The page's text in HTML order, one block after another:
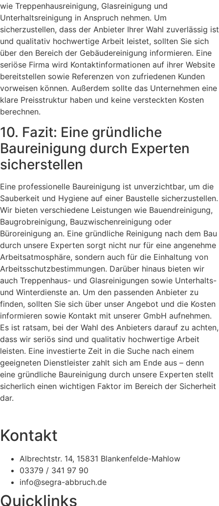
wie Treppenhausreinigung, Glasreinigung und
Unterhaltsreinigung in Anspruch nehmen. Um
sicherzustellen, dass der Anbieter Ihrer Wahl zuverlässig ist
und qualitativ hochwertige Arbeit leistet, sollten Sie sich
über den Bereich der Gebäudereinigung informieren. Eine
seriöse Firma wird Kontaktinformationen auf ihrer Website
bereitstellen sowie Referenzen von zufriedenen Kunden
vorweisen können. Außerdem sollte das Unternehmen eine
klare Preisstruktur haben und keine versteckten Kosten
berechnen.
10. Fazit: Eine gründliche
Baureinigung durch Experten
sicherstellen
Eine professionelle Baureinigung ist unverzichtbar, um die
Sauberkeit und Hygiene auf einer Baustelle sicherzustellen.
Wir bieten verschiedene Leistungen wie Bauendreinigung,
Baugrobreinigung, Bauzwischenreinigung oder
Büroreinigung an. Eine gründliche Reinigung nach dem Bau
durch unsere Experten sorgt nicht nur für eine angenehme
Arbeitsatmosphäre, sondern auch für die Einhaltung von
Arbeitsschutzbestimmungen. Darüber hinaus bieten wir
auch Treppenhaus- und Glasreinigungen sowie Unterhalts-
und Winterdienste an. Um den passenden Anbieter zu
finden, sollten Sie sich über unser Angebot und die Kosten
informieren sowie Kontakt mit unserer GmbH aufnehmen.
Es ist ratsam, bei der Wahl des Anbieters darauf zu achten,
dass wir seriös sind und qualitativ hochwertige Arbeit
leisten. Eine investierte Zeit in die Suche nach einem
geeigneten Dienstleister zahlt sich am Ende aus – denn
eine gründliche Baureinigung durch unsere Experten stellt
sicherlich einen wichtigen Faktor im Bereich der Sicherheit
dar.
Kontakt
Albrechtstr. 14, 15831 Blankenfelde-Mahlow
03379 / 341 97 90
info@segra-abbruch.de
Quicklinks